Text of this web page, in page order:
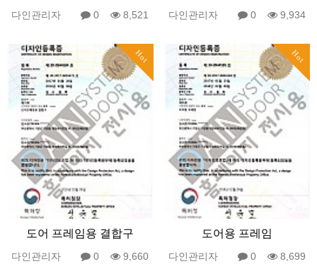
다인관리자 0 8,521 다인관리자 0 9,934
Hot
도어 프레임용 결합구
다인관리자 0 9,660
Hot
도어용 프레임
다인관리자 0 8,699